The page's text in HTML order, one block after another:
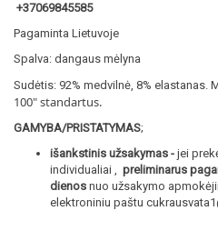
+37069845585
Pagaminta Lietuvoje
Spalva: dangaus mėlyna
Sudėtis: 92% medvilnė, 8% elastanas.
100" standartus.
GAMYBA/PRISTATYMAS;
išankstinis užsakymas - jei
individualiai , preliminarus
dienos nuo užsakymo
elektroniniu paštu